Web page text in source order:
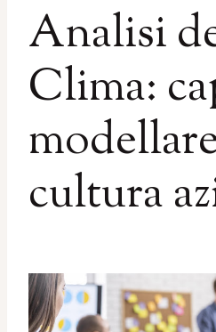
Analisi
Clima:
cultura